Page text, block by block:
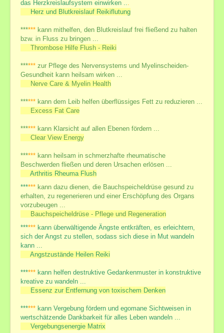
das Herzkreislaufsystem einwirken ..
Herz und Blutkreislauf Reikiflutung
****** kann mithelfen, den Blutkreislauf frei fließend zu halten
bzw. in Fluss zu bringen ...
Thrombose Hilfe Flush - Reiki
****** zur Pflege des Nervensystems und Myelinscheiden-
Gesundheit kann heilsam wirken ...
Nerve Care & Myelin Health
****** kann dem Leib helfen überflüssiges Fett zu reduzieren ...
Excess Fat Care
****** kann Klarsicht auf allen Ebenen fördern ...
Clear View Energy
****** kann heilsam in schmerzhafte rheumatische
Beschwerden fließen und deren Ursachen erlösen ...
Arthritis Rheuma Flush
****** kann dazu dienen, die Bauchspeicheldrüse gesund zu
erhalten, zu regenerieren und einer Erschöpfung des Organs
vorzubeugen ...
Bauchspeicheldrüse - Pflege und Regeneration
****** kann überwältigende Ängste entkräften, es erleichtern,
sich der Angst zu stellen, sodass sich diese in Mut wandeln
kann ...
Angstzustände Heilen Reiki
****** kann helfen destruktive Gedankenmuster in konstruktive
kreative zu wandeln ...
Essenz zur Entfernung von toxischem Denken
****** kann Vergebung fördern und egomane Sichtweisen in
wertschätzende Dankbarkeit für alles Leben wandeln ...
Vergebungsenergie Matrix